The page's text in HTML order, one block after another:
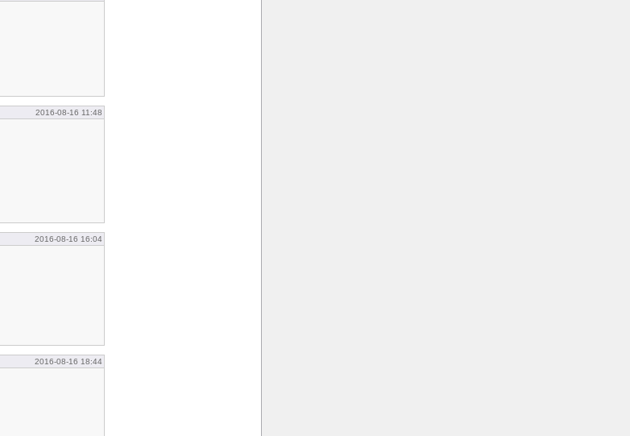
2016-08-16 11:48
2016-08-16 16:04
2016-08-16 18:44